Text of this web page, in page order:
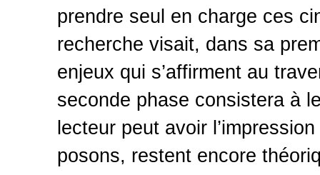
prendre seul en charge ces
recherche visait, dans sa
enjeux qui s’affirment au
seconde phase consistera à
lecteur peut avoir
posons, restent encore